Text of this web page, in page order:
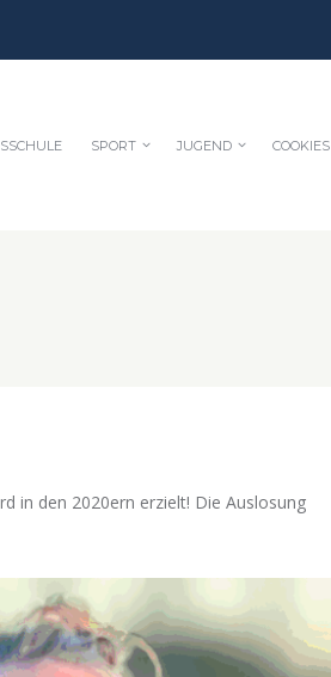
SPORT JUGEND COOKIES
in den 2020ern erzielt! Die Auslosung